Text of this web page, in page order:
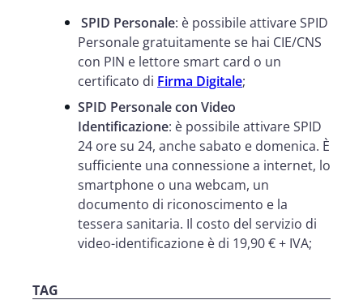
SPID Personale: è possibile attivare SPID
Personale gratuitamente se hai CIE/CNS
con PIN e lettore smart card o un
certificato di Firma Digitale;
SPID Personale con Video
Identificazione: è possibile attivare SPID
24 ore su 24, anche sabato e domenica. È
sufficiente una connessione a internet, lo
smartphone o una webcam, un
documento di riconoscimento e la
tessera sanitaria. Il costo del servizio di
video-identificazione è di 19,90 € + IVA;
TAG